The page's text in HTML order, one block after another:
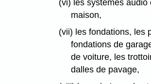
(vi) les systèmes audio
maison,
(vii) les fondations, les
fondations de
de voiture, les
dalles de pavage,